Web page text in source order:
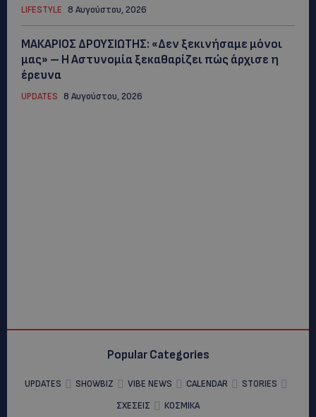
LIFESTYLE 8 Αυγούστου, 2026
ΜΑΚΑΡΙΟΣ ΔΡΟΥΣΙΩΤΗΣ: «Δεν ξεκινήσαμε μόνοι
μας» – Η Αστυνομία ξεκαθαρίζει πώς άρχισε η
έρευνα
UPDATES 8 Αυγούστου, 2026
Popular Categories
UPDATES SHOWBIZ VIBE NEWS CALENDAR
STORIES
ΣΧΕΣΕΙΣ
ΚΟΣΜΙΚΑ